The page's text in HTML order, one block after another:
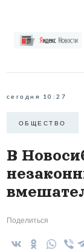
сегодня 10:27
ОБЩЕСТВО
В
Поделиться